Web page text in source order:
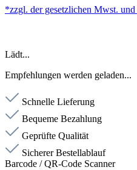
*zzgl. der gesetzlichen Mwst. und
Lädt...
Empfehlungen werden geladen...
Schnelle Lieferung
Bequeme Bezahlung
Geprüfte Qualität
Sicherer Bestellablauf
Barcode / QR-Code Scanner